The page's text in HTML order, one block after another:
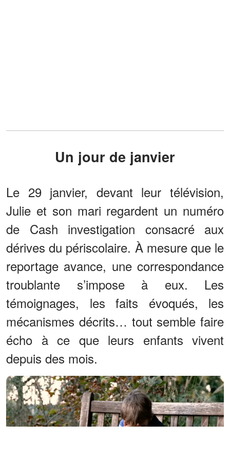
Un jour de janvier
Le 29 janvier, devant leur télévision,
Julie et son mari regardent un numéro
de Cash investigation consacré aux
dérives du périscolaire. À mesure que le
reportage avance, une correspondance
troublante s’impose à eux. Les
témoignages, les faits évoqués, les
mécanismes décrits… tout semble faire
écho à ce que leurs enfants vivent
depuis des mois.